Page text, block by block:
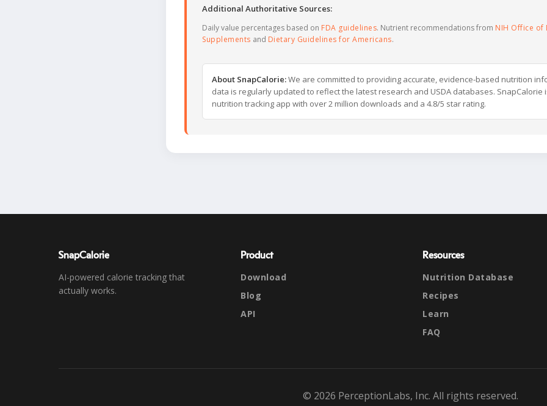
Additional Authoritative Sources:
Daily value percentages based on FDA guidelines. Nutrient recommendations from NIH Office of
Supplements and Dietary Guidelines for Americans.
About SnapCalorie:We are committed to providing accurate, evidence-based nutrition
data is regularly updated to reflect the latest research and USDA databases. SnapCalorie
nutrition tracking app with over 2 million downloads and a 4.8/5 star rating.
SnapCalorie
AI-powered calorie tracking that
actually works.
Product
Download
Blog
API
Resources
Nutrition Database
Recipes
Learn
FAQ
© 2026 PerceptionLabs, Inc. All rights reserved.